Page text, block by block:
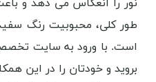
نور را انعکاس می دهد و
طور کلی، محبوبیت رنگ
است. با ورود به سایت
بروید و خودتان را در این